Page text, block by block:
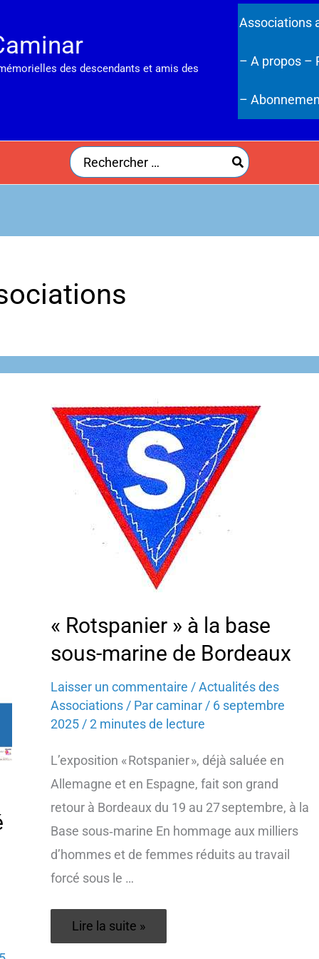
des descendants et amis des
Associations
– A propos –
–
Search
for:
« Rotspanier » à la base
sous-marine de Bordeaux
Laisser un commentaire /Actualités des
Associations / Parcaminar / 6 septembre
2025 /2 minutes de lecture
L’exposition « Rotspanier », déjà saluée en
Allemagne et en Espagne, fait son grand
retour à Bordeaux du 19 au 27 septembre, à la
Base sous‑marine En hommage aux milliers
d’hommes et de femmes réduits au travail
forcé sous le …
« Rotspanier »
Lire la suite »